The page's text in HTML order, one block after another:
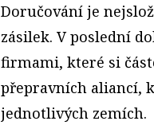
Doručování je
zásilek. V poslední
firmami, které si
přepravních aliancí,
jednotlivých zemích.